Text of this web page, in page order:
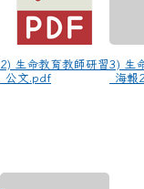
2) 生命教育教師研習
_公文.pdf
3) 生
_海